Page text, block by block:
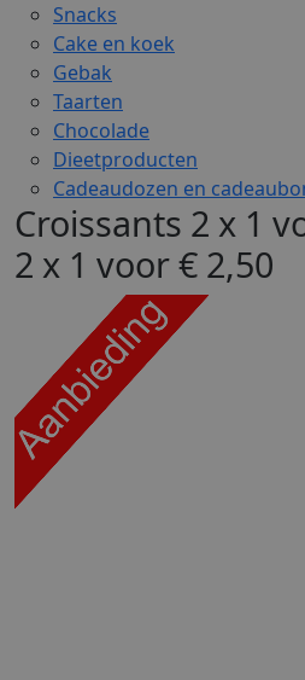
Snacks
Cake en koek
Gebak
Taarten
Chocolade
Dieetproducten
Cadeaudozen en
Croissants 2 x 1
2 x 1 voor € 2,50